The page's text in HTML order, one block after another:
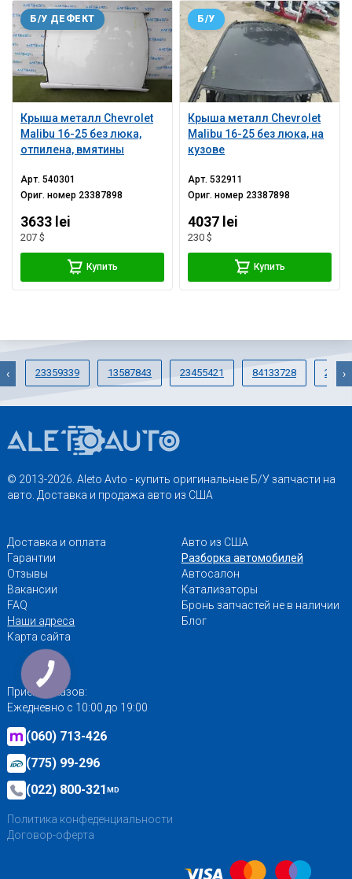
Крыша металл Chevrolet
Malibu 16-25 без люка,
отпилена, вмятины
Б/У ДЕФЕКТ
Арт.540301
Ориг. номер 23387898
3633 lei
207 $
Купить
Крыша металл Chevrolet
Malibu 16-25 без люка, на
кузове
Б/У
Арт.532911
Ориг. номер 23387898
4037 lei
230 $
Купить
23359339 13587843 23455421 84133728
‹ ›
© 2013-2026. Aleto Avto - купить оригинальные Б/У запчасти на
авто. Доставка и продажа авто из США
Доставка и оплата
Гарантии
Отзывы
Вакансии
FAQ
Наши адреса
Карта сайта
Авто из США
Разборка автомобилей
Автосалон
Катализаторы
Бронь запчастей не в наличии
Блог
Приём заказов:
Ежедневно с 10:00 до 19:00
(060) 713-426
(775) 99-296
(022) 800-321MD
Политика конфеденциальности
Договор-оферта